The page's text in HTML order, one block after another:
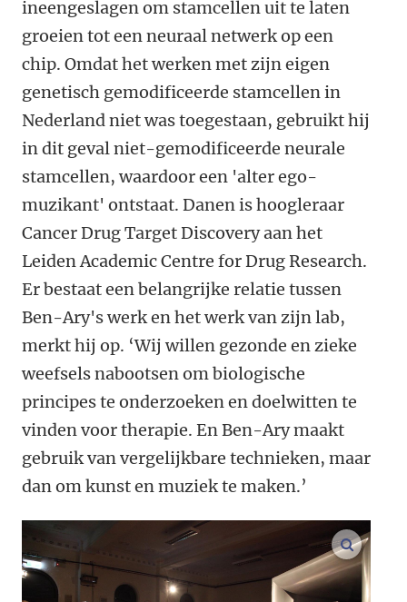
ineengeslagen om stamcellen uit te laten
groeien tot een neuraal netwerk op een
chip. Omdat het werken met zijn eigen
genetisch gemodificeerde stamcellen in
Nederland niet was toegestaan, gebruikt hij
in dit geval niet-gemodificeerde neurale
stamcellen, waardoor een 'alter ego-
muzikant' ontstaat. Danen is hoogleraar
Cancer Drug Target Discovery aan het
Leiden Academic Centre for Drug Research.
Er bestaat een belangrijke relatie tussen
Ben-Ary's werk en het werk van zijn lab,
merkt hij op. ‘Wij willen gezonde en zieke
weefsels nabootsen om biologische
principes te onderzoeken en doelwitten te
vinden voor therapie. En Ben-Ary maakt
gebruik van vergelijkbare technieken, maar
dan om kunst en muziek te maken.’